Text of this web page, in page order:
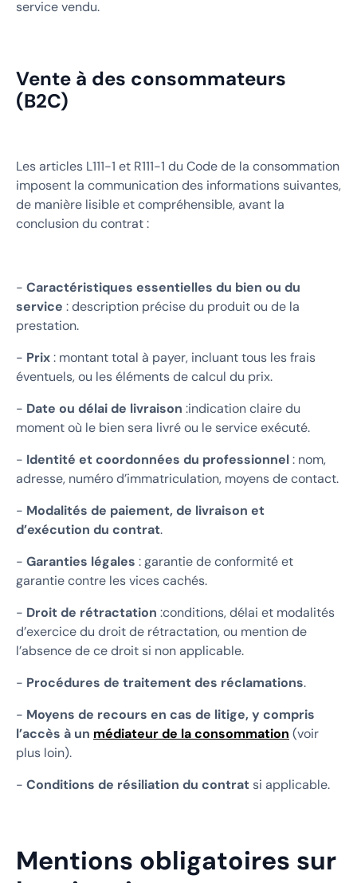
service vendu.
Vente à des consommateurs
(B2C)
Les articles L111-1 et R111-1 du Code de la consommation
imposent la communication des informations suivantes,
de manière lisible et compréhensible, avant la
conclusion du contrat :
- Caractéristiques essentielles du bien ou du
service : description précise du produit ou de la
prestation.
- Prix: montant total à payer, incluant tous les frais
éventuels, ou les éléments de calcul du prix.
- Date ou délai de livraison :indication claire du
moment où le bien sera livré ou le service exécuté.
- Identité et coordonnées du professionnel: nom,
adresse, numéro d’immatriculation, moyens de contact.
- Modalités de paiement, de livraison et
d’exécution du contrat.
- Garanties légales : garantie de conformité et
garantie contre les vices cachés.
- Droit de rétractation :conditions, délai et modalités
d’exercice du droit de rétractation, ou mention de
l’absence de ce droit si non applicable.
- Procédures de traitement des réclamations.
- Moyens de recours en cas de litige, y compris
l’accès à un médiateur de la consommation (voir
plus loin).
- Conditions de résiliation du contrat si applicable.
Mentions obligatoires sur